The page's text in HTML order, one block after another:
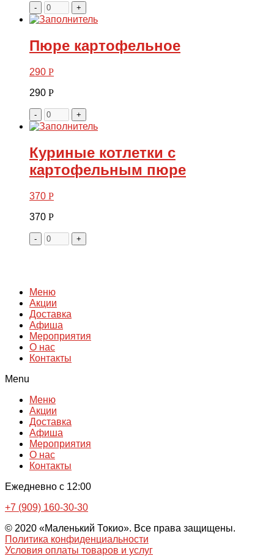
- +
Пюре картофельное
290 Р
290 Р
- +
Куриные котлетки с
картофельным пюре
370 Р
370 Р
- +
Меню
Акции
Доставка
Афиша
Мероприятия
О нас
Контакты
Menu
Меню
Акции
Доставка
Афиша
Мероприятия
О нас
Контакты
Ежедневно с 12:00
+7 (909) 160-30-30
© 2020 «Маленький Токио». Все права защищены.
Политика конфиденциальности
Условия оплаты товаров и услуг